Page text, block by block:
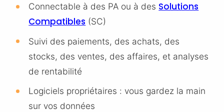
Connectable à des PA ou à des Solutions
Compatibles (SC)
Suivi des paiements, des achats, des
stocks, des ventes, des affaires, et analyses
de rentabilité
Logiciels propriétaires : vous gardez la main
sur vos données